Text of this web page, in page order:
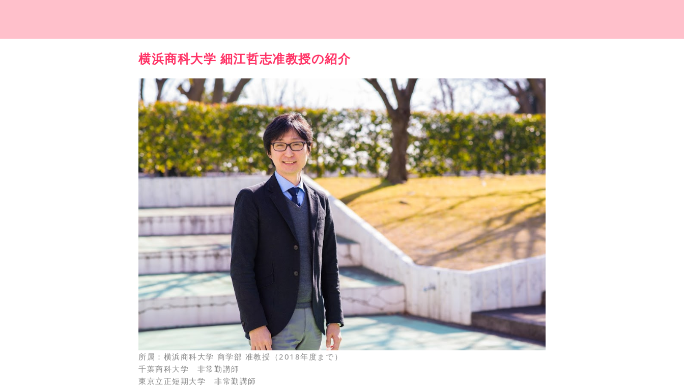
横浜商科大学 細江哲志准教授の紹介
所属：横浜商科大学 商学部 准教授（2018年度まで）
千葉商科大学 非常勤講師
東京立正短期大学 非常勤講師